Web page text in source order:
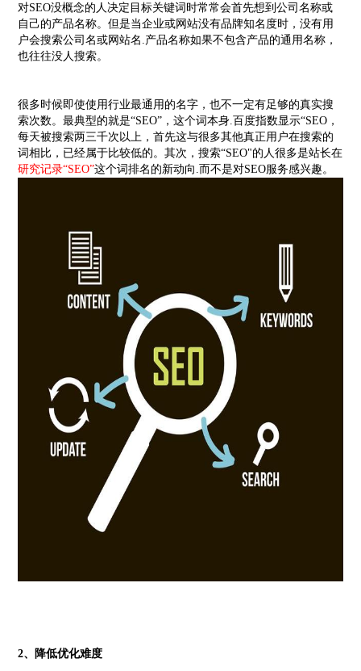
对SEO没概念的人决定目标关键词时常常会首先想到公司名称或
自己的产品名称。但是当企业或网站没有品牌知名度时，没有用
户会搜索公司名或网站名.产品名称如果不包含产品的通用名称，
也往往没人搜索。
很多时候即使使用行业最通用的名字，也不一定有足够的真实搜
索次数。最典型的就是“SEO”，这个词本身.百度指数显示“SEO，
每天被搜索两三千次以上，首先这与很多其他真正用户在搜索的
词相比，已经属于比较低的。其次，搜索“SEO"的人很多是站长在
研究记录“SEO”这个词排名的新动向.而不是对SEO服务感兴趣。
2、降低优化难度